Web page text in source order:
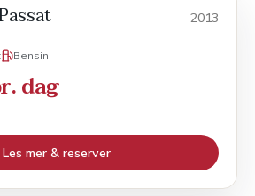
2013
Bensin
dag
Les mer & reserver